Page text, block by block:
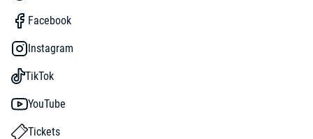
Facebook
Instagram
TikTok
YouTube
Tickets